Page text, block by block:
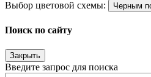
Выбор цветовой схемы: Черным
Поиск по сайту
Закрыть
Введите запрос для поиска